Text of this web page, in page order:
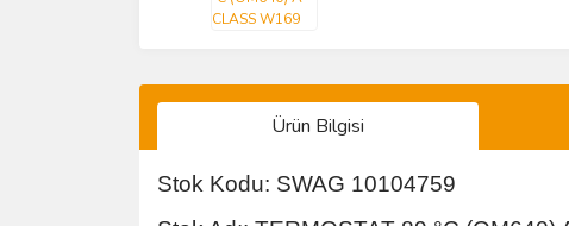
Ürün Bilgisi
Stok Kodu: SWAG 10104759